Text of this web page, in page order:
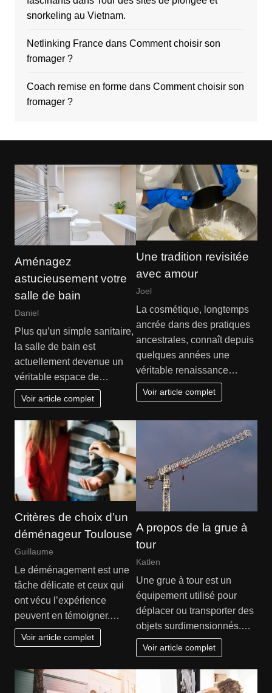
snorkeling au Vietnam.
Netlinking Francedans Comment choisir son
fromager ?
Coach remise en formedans Comment choisir son
fromager ?
Aménagez
astucieusement votre
salle de bain
Daniel
Plus qu’un simple sanitaire,
la salle de bain est
actuellement devenue un
véritable espace de…
Voir article complet
Une tradition revisitée
avec amour
Joel
La cosmétique, longtemps
ancrée dans des pratiques
ancestrales, connaît depuis
quelques années une
véritable renaissance…
Voir article complet
Critères de choix d’un
déménageur Toulouse
Guillaume
Le déménagement est une
tâche délicate et ceux qui
ont vécu l’expérience
peuvent en témoigner.…
Voir article complet
A propos de la grue à
tour
Katlen
Une grue à tour est un
équipement utilisé pour
déplacer ou transporter des
objets surdimensionnés.…
Voir article complet